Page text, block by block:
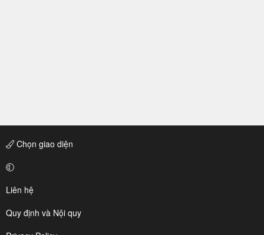
Chọn giao diện
Liên hệ
Quy định và Nội quy